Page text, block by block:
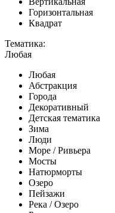
Горизонтальная
Квадрат
Тематика:
Любая
Любая
Абстракция
Города
Декоративный
Детская тематика
Зима
Люди
Море / Ривьера
Мосты
Натюрморты
Озеро
Пейзажи
Река / Озеро